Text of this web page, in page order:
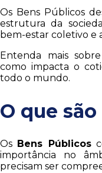
Os Bens Públicos
estrutura da
bem-estar coletivo e
Entenda mais
como impacta o
todo o mundo.
O que
Os Bens Públicos
importância no
precisam ser